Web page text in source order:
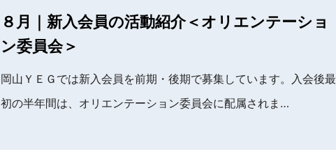
８月｜新入会員の活動紹介＜オリエンテーショ
ン委員会＞
岡山ＹＥＧでは新入会員を前期・後期で募集しています。入会後最
初の半年間は、オリエンテーション委員会に配属されま…